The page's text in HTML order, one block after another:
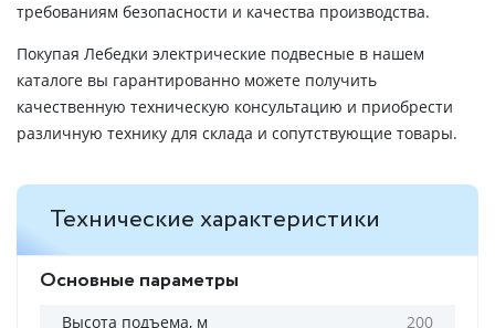
требованиям безопасности и качества производства.
Покупая Лебедки электрические подвесные в нашем
каталоге вы гарантированно можете получить
качественную техническую консультацию и приобрести
различную технику для склада и сопутствующие товары.
Технические характеристики
Основные параметры
Высота подъема, м 200